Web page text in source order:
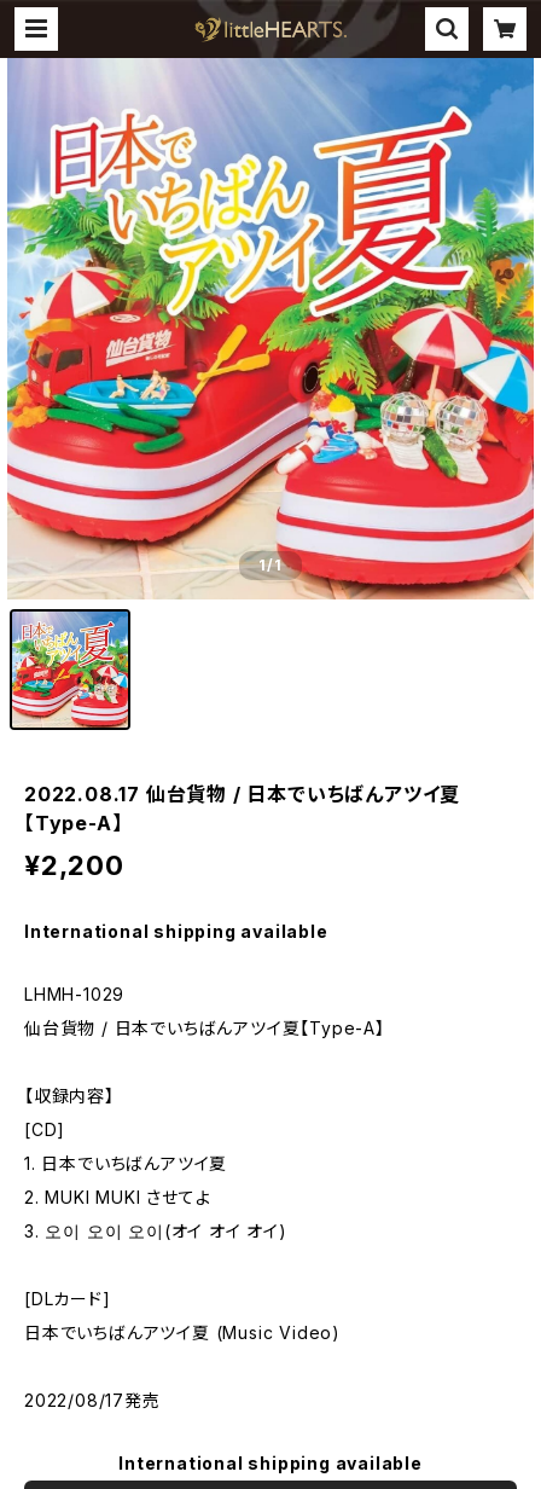
1/1
2022.08.17 仙台貨物 / 日本でいちばんアツイ夏
【Type-A】
¥2,200
International shipping available
LHMH-1029
仙台貨物 / 日本でいちばんアツイ夏【Type-A】
【収録内容】
[CD]
1. 日本でいちばんアツイ夏
2. MUKI MUKI させてよ
3. 오이 오이 오이(オイ オイ オイ)
[DLカード]
日本でいちばんアツイ夏 (Music Video)
2022/08/17発売
International shipping available